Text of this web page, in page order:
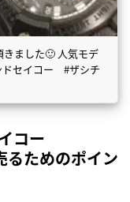
ました🙂 人気モデ
ドセイコー #ザシチ
コー
ためのポイン